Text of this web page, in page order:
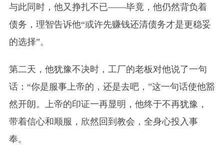
与此同时，他又挣扎不已——毕竟，他仍然背负着
债务，理智告诉他“或许先赚钱还清债务才是更稳妥
的选择”。
第二天，他犹豫不决时，工厂的老板对他说了一句
话：“你是服事上帝的，还是去吧，”这一句话使他豁
然开朗。上帝的印证一再显明，他终于不再犹豫，
带着信心和顺服，欣然回到教会，全身心投入事
奉。